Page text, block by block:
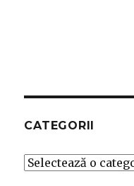
CATEGORII
Categorii